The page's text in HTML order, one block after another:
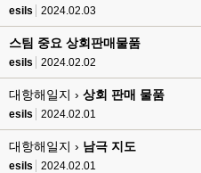
esils 2024.02.03
스팀 중요 상회판매물품
esils 2024.02.02
대항해일지 › 상회 판매 물품
esils 2024.02.01
대항해일지 › 남극 지도
esils 2024.02.01
오 정상 이네요!
비회원
ㅇ
esils
채팅치믄 바로 반영 정상 ㅋ
고게임77
접속자는 ip당 1명인가 보네요. 다른